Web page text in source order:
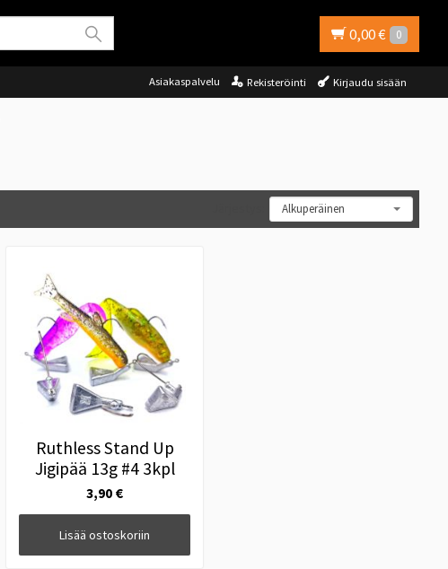
0,00 € 0
Asiakaspalvelu Rekisteröinti Kirjaudu sisään
Ruthless Stand Up
Jigipää 13g #4 3kpl
3,90 €
Lisää ostoskoriin